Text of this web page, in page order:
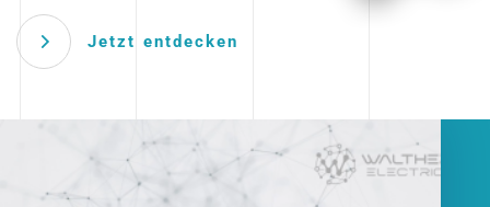
Jetzt entdecken